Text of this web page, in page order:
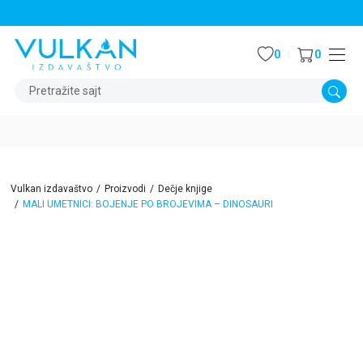
Pretražite sajt
0 0
Vulkan izdavaštvo Proizvodi
Dečje knjige
MALI UMETNICI: BOJENJE PO BROJEVIMA – DINOSAURI